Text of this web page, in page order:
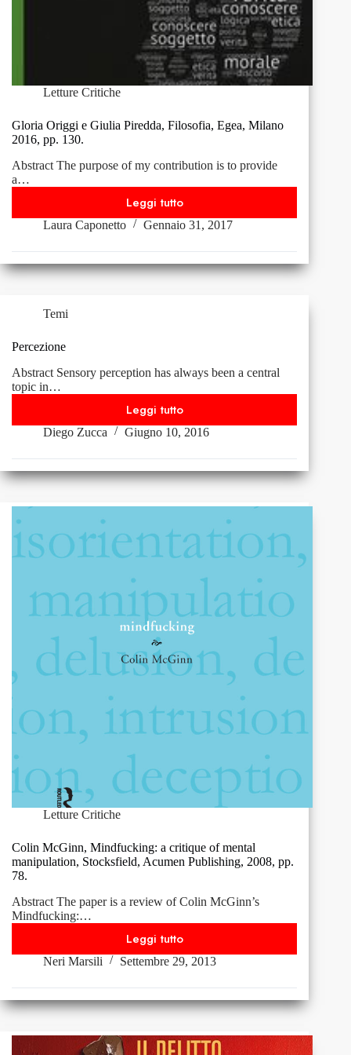
Letture Critiche
Gloria Origgi e Giulia Piredda, Filosofia, Egea, Milano
2016, pp. 130.
Abstract The purpose of my contribution is to provide
a…
Leggi tutto
Gloria
Origgi
Giulia
Piredda,
pp.
130.
Laura Caponetto Gennaio 31, 2017
Temi
Percezione
Abstract Sensory perception has always been a central
topic in…
Leggi tutto
Percezione
Diego Zucca Giugno 10, 2016
Letture Critiche
Colin McGinn, Mindfucking: a critique of mental
manipulation, Stocksfield, Acumen Publishing, 2008, pp.
78.
Abstract The paper is a review of Colin McGinn’s
Mindfucking:…
Leggi tutto
Colin
McGinn,
a
critique
of
mental
Neri Marsili Settembre 29, 2013